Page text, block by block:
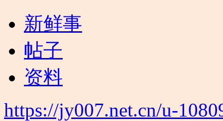
新鲜事
帖子
资料
https://jy007.net.cn/u-